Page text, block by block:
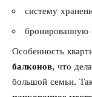
систему
бронированную
Особенность
балконов, что
большой семьи.